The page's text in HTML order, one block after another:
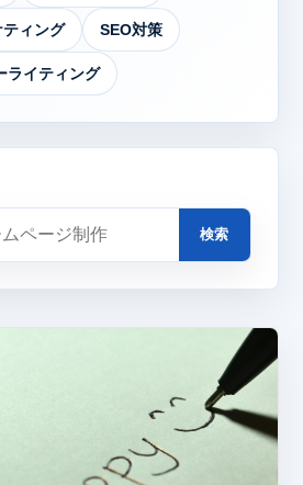
ティング SEO対策
ライティング
検索